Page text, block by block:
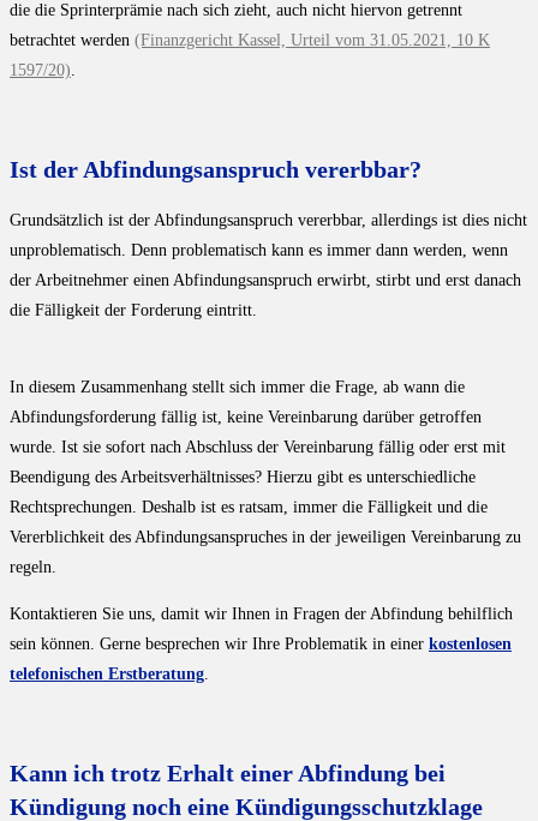
die die Sprinterprämie nach sich zieht, auch nicht hiervon getrennt
betrachtet werden (Finanzgericht Kassel, Urteil vom 31.05.2021, 10 K
1597/20).
Ist der Abfindungsanspruch vererbbar?
Grundsätzlich ist der Abfindungsanspruch vererbbar, allerdings ist dies nicht
unproblematisch. Denn problematisch kann es immer dann werden, wenn
der Arbeitnehmer einen Abfindungsanspruch erwirbt, stirbt und erst danach
die Fälligkeit der Forderung eintritt.
In diesem Zusammenhang stellt sich immer die Frage, ab wann die
Abfindungsforderung fällig ist, keine Vereinbarung darüber getroffen
wurde. Ist sie sofort nach Abschluss der Vereinbarung fällig oder erst mit
Beendigung des Arbeitsverhältnisses? Hierzu gibt es unterschiedliche
Rechtsprechungen. Deshalb ist es ratsam, immer die Fälligkeit und die
Vererblichkeit des Abfindungsanspruches in der jeweiligen Vereinbarung zu
regeln.
Kontaktieren Sie uns, damit wir Ihnen in Fragen der Abfindung behilflich
sein können. Gerne besprechen wir Ihre Problematik in einer kostenlosen
telefonischen Erstberatung.
Kann ich trotz Erhalt einer Abfindung bei
Kündigung noch eine Kündigungsschutzklage